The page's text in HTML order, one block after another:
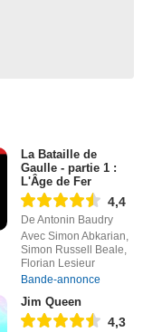
La Bataille de
Gaulle - partie 1 :
L'Âge de Fer
4,4
De Antonin Baudry
Avec Simon Abkarian,
Simon Russell Beale,
Florian Lesieur
Bande-annonce
Jim Queen
4,3